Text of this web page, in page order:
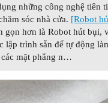
những công nghệ tiên
sóc nhà cửa. [Robot
gọn hơn là Robot hút bụi,
trình sẵn để tự động
mặt phẳng n…